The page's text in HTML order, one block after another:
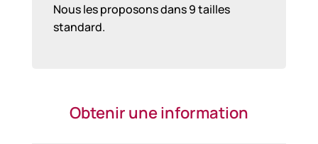
Nous les proposons dans 9 tailles
standard.
Obtenir une information